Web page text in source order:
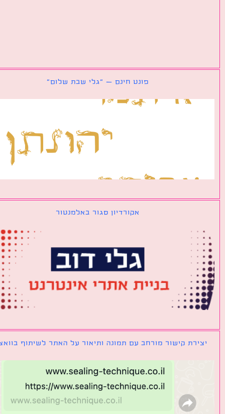
פונט חינם – ״גלי שבת שלום״
אקורדיון סגור באלמנטור
קישור מורחב עם תמונה ותיאור על האתר לשיתוף בוואצאפ